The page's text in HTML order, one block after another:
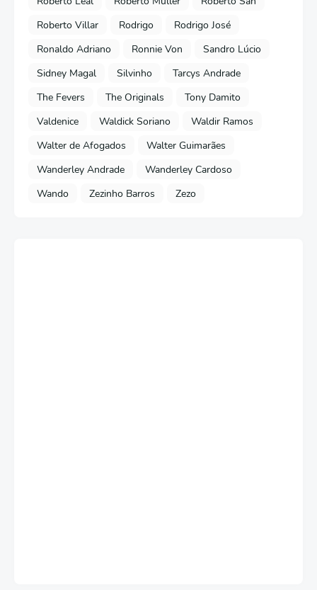
Roberto Villar
Rodrigo
Rodrigo José
Ronaldo Adriano
Ronnie Von
Sandro Lúcio
Sidney Magal
Silvinho
Tarcys Andrade
The Fevers
The Originals
Tony Damito
Valdenice
Waldick Soriano
Waldir Ramos
Walter de Afogados
Walter Guimarães
Wanderley Andrade
Wanderley Cardoso
Wando
Zezinho Barros Zezo